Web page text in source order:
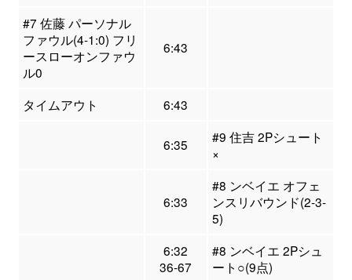
#7 佐藤 パーソナル
ファウル(4-1:0) フリ
ースローオンファウ
ル0
6:43
タイムアウト 6:43
6:35
#9 住吉 2Pシュート
×
6:33
#8 ンベイエ オフェ
ンスリバウンド(2-3-
5)
6:32
36-67
#8 ンベイエ 2Pシュ
ート○(9点)